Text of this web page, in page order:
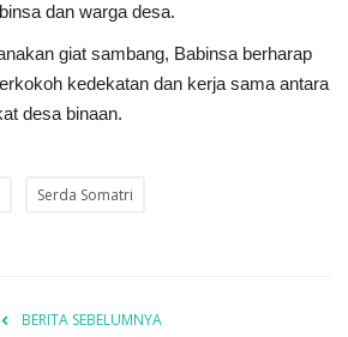
dan warga desa.
giat sambang, Babinsa berharap
kedekatan dan kerja sama antara
desa binaan.
Serda Somatri
BERITA SEBELUMNYA